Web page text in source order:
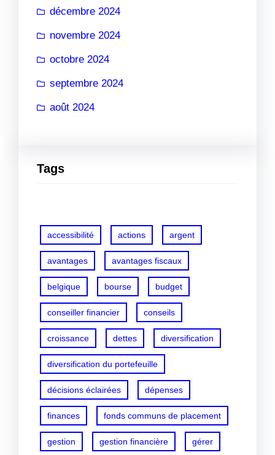
décembre 2024
novembre 2024
octobre 2024
septembre 2024
août 2024
Tags
accessibilité actions argent
avantages avantages fiscaux
belgique bourse budget
conseiller financier conseils
croissance dettes diversification
diversification du portefeuille
décisions éclairées dépenses
finances fonds communs de placement
gestion gestion financière gérer